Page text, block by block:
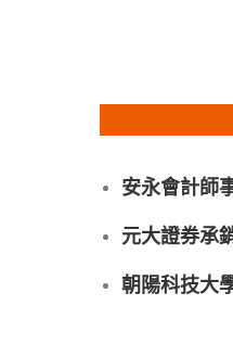
安永會計師
元大證券承
朝陽科技大